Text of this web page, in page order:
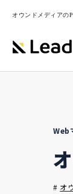
オウンドメディアの
Web
# オ